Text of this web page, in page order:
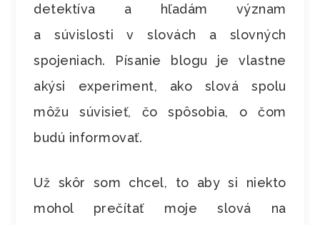
detektíva a hľadám význam
a súvislosti v slovách a slovných
spojeniach. Písanie blogu je vlastne
akýsi experiment, ako slová spolu
môžu súvisieť, čo spôsobia, o čom
budú informovať.
Už skôr som chcel, to aby si niekto
mohol prečítať moje slová na